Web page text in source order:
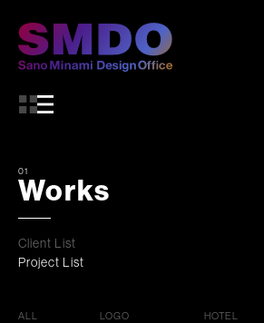
01
Works
Client List
Project List
ALL
LOGO
HOTEL